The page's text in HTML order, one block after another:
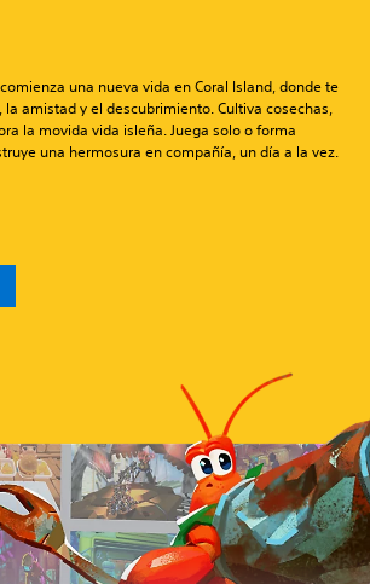
una nueva vida en Coral Island, donde te
amistad y el descubrimiento. Cultiva cosechas,
la movida vida isleña. Juega solo o forma
una hermosura en compañía, un día a la vez.